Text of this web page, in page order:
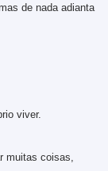
de nada adianta
viver.
muitas coisas,